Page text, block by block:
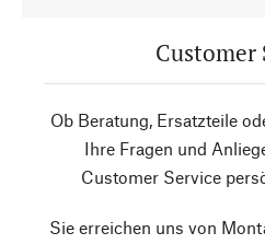
Customer
Ob Beratung, Ersatzteile
Ihre Fragen und
Customer Service
Sie erreichen uns von